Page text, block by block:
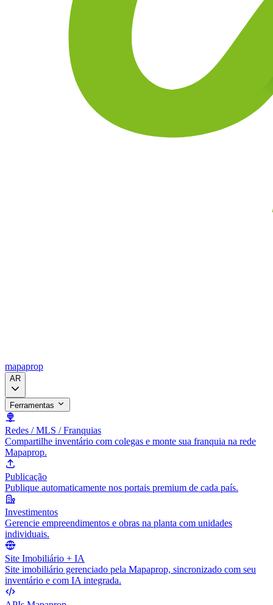
mapaprop
AR
Ferramentas
Redes / MLS / Franquias
Compartilhe inventário com colegas e monte sua franquia na rede
Mapaprop.
Publicação
Publique automaticamente nos portais premium de cada país.
Investimentos
Gerencie empreendimentos e obras na planta com unidades
individuais.
Site Imobiliário + IA
Site imobiliário gerenciado pela Mapaprop, sincronizado com seu
inventário e com IA integrada.